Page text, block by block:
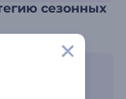
сезонных
видео для